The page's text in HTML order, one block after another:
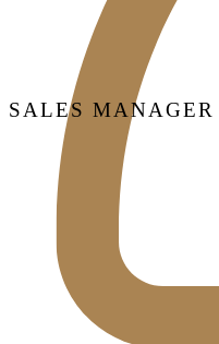
SALES MANAGER